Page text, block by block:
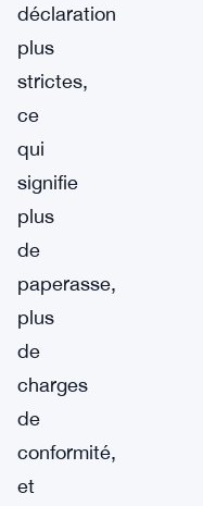
déclaration
plus
strictes,
ce
qui
signifie
plus
de
paperasse,
plus
de
charges
de
conformité,
et